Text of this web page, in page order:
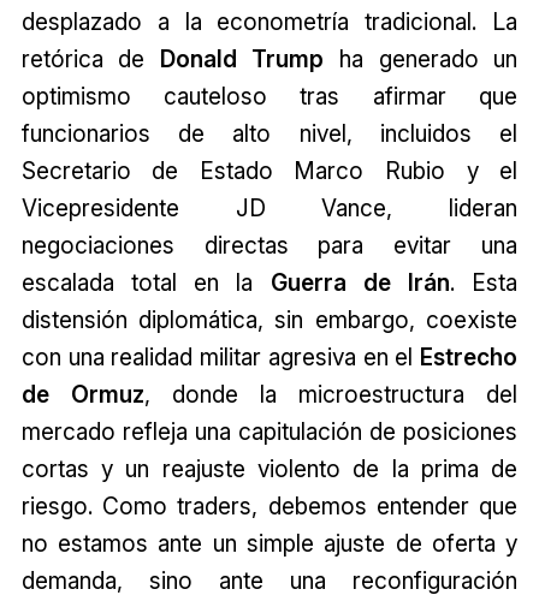
desplazado a la econometría tradicional. La
retórica de Donald Trump ha generado un
optimismo cauteloso tras afirmar que
funcionarios de alto nivel, incluidos el
Secretario de Estado Marco Rubio y el
Vicepresidente JD Vance, lideran
negociaciones directas para evitar una
escalada total en la Guerra de Irán. Esta
distensión diplomática, sin embargo, coexiste
con una realidad militar agresiva en el Estrecho
de Ormuz, donde la microestructura del
mercado refleja una capitulación de posiciones
cortas y un reajuste violento de la prima de
riesgo. Como traders, debemos entender que
no estamos ante un simple ajuste de oferta y
demanda, sino ante una reconfiguración